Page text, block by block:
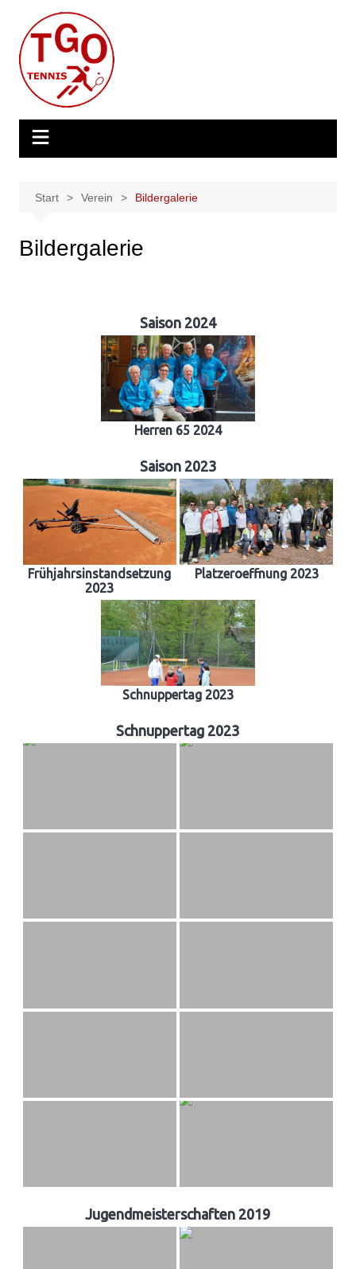
Inhalt
springen
Start Verein Bildergalerie
Bildergalerie
Saison 2024
Herren 65 2024
Saison 2023
Frühjahrsinstandsetzung
2023
Platzeroeffnung 2023
Schnuppertag 2023
Schnuppertag 2023
Jugendmeisterschaften 2019